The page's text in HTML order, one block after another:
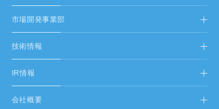
FAシステム・受配電設備
生産設備・試験機
空調設備機器
市場開発事業部
省人化・自動化ソリューション FA営開
技術情報
市場開発事業部
IR情報
中期経営計画
会社概要